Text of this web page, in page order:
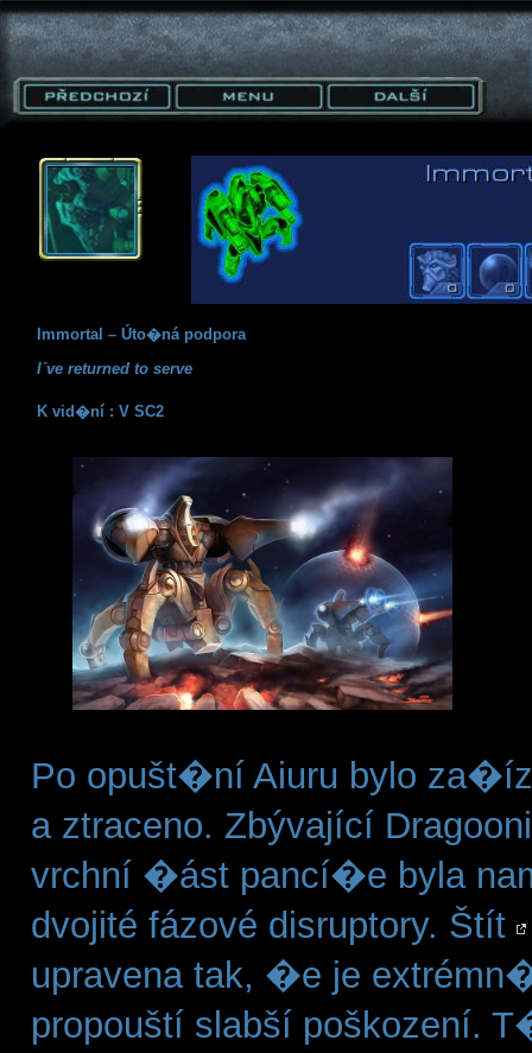
Immortal – Úto�ná podpora
I´ve returned to serve
K vid�ní : V SC2
Po opušt�ní Aiuru bylo
a ztraceno. Zbývající
vrchní �ást pancí�e byla
dvojité fázové disruptory. Štít
upravena tak, �e je
propouští slabší poškození.